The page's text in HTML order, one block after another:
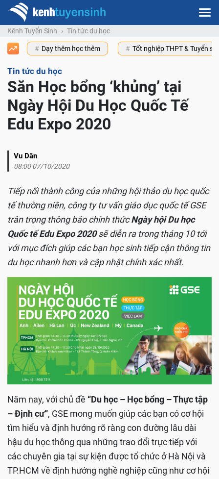
Kênh Tuyển Sinh Tin tức du học
Dạy thêm học thêm Tốt nghiệp THPT & Tuyển
Tin tức du học
Săn Học bổng ‘khủng’ tại
Ngày Hội Du Học Quốc Tế
Edu Expo 2020
Vu Dăn
08:00 07/10/2020
Tiếp nối thành công của những hội thảo du học quốc
tế thường niên, công ty tư vấn giáo dục quốc tế GSE
trân trọng thông báo chính thứcNgày hội Du học
Quốc tế Edu Expo 2020sẽ diễn ra trong tháng 10 tới
với mục đích giúp các bạn học sinh tiếp cận thông tin
du học nhanh hơn và cập nhật chính xác nhất.
Năm nay, với chủ đề “Du học – Học bổng – Thực tập
– Định cư”, GSE mong muốn giúp các bạn có cơ hội
tìm hiểu và định hướng rõ ràng con đường lâu dài
hậu du học thông qua những trao đổi trực tiếp với
các chuyên gia tại sự kiện được tổ chức ở Hà Nội và
TP.HCM về định hướng nghề nghiệp cũng như cơ hội